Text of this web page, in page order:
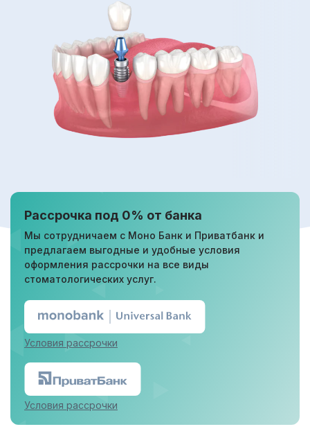
Рассрочка под 0% от банка
Мы сотрудничаем с Моно Банк и Приватбанк и
предлагаем выгодные и удобные условия
оформления рассрочки на все виды
стоматологических услуг.
Условия рассрочки
Условия рассрочки